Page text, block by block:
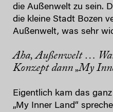
die Außenwelt zu sein.
die kleine Stadt Bozen
Außenwelt, was sehr
Aha, Außenwelt …
Konzept dann „My
Eigentlich kam das
„My Inner Land“